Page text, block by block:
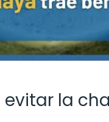
evitar la